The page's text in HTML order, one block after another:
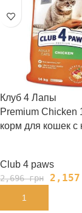
Клуб 4 Лапы
Premium Chicken
корм для кошек с
Club 4 paws
2,696грн 2,157
В КОРЗИНУ